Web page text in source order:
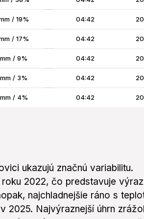
/ 19% 04:42
/ 17% 04:42
/ 9% 04:42
/ 3% 04:42
/ 4% 04:42
ukazujú značnú variabilitu.
2022, čo predstavuje
najchladnejšie ráno s
2025. Najvýraznejší úhrn